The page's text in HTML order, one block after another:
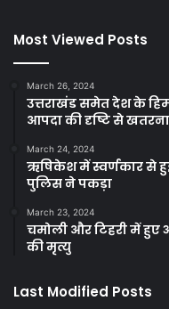
Most Viewed Posts
March 26, 2024
उत्तराखंड समेत देश के
आपदा की दृष्टि से
March 24, 2024
ऋषिकेश में स्वर्णकार से
पुलिस ने पकड़ा
March 23, 2024
चमोली और टिहरी में
की मृत्यु
Last Modified Posts